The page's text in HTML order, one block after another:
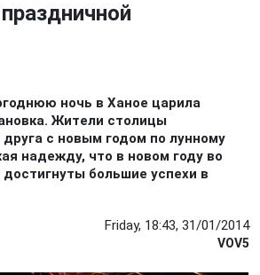
ночь в Ханое царила
Жители столицы
с новым годом по лунному
надежду, что в новом году во
большие успехи в
Friday, 18:43, 31/01/2014
VOV5